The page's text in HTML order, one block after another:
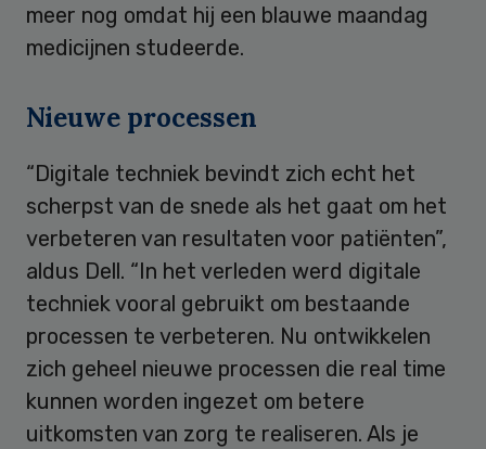
meer nog omdat hij een blauwe maandag
medicijnen studeerde.
Nieuwe processen
“Digitale techniek bevindt zich echt het
scherpst van de snede als het gaat om het
verbeteren van resultaten voor patiënten”,
aldus Dell. “In het verleden werd digitale
techniek vooral gebruikt om bestaande
processen te verbeteren. Nu ontwikkelen
zich geheel nieuwe processen die real time
kunnen worden ingezet om betere
uitkomsten van zorg te realiseren. Als je